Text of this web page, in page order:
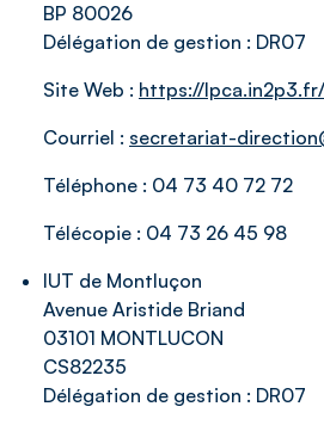
BP 80026
Délégation de gestion : DR07
Site Web : https://lpca.in2p3.fr/
Courriel : secretariat-
Téléphone : 04 73 40 72 72
Télécopie : 04 73 26 45 98
IUT de Montluçon
Avenue Aristide Briand
03101 MONTLUCON
CS82235
Délégation de gestion : DR07